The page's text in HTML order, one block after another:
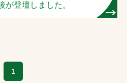
が登壇しました。
1